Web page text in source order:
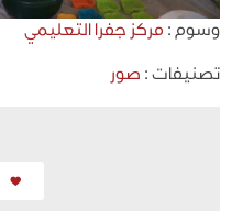
وسوم : مركز جفرا التعليمي
تصنيفات : صور